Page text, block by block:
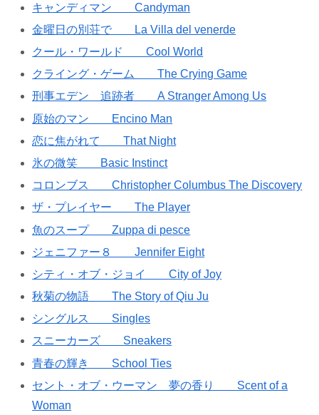
キャンディマン Candyman
金曜日の別荘で La Villa del venerde
クール・ワールド Cool World
クライング・ゲーム The Crying Game
刑事エデン 追跡者 A Stranger Among Us
原始のマン Encino Man
恋に焦がれて That Night
氷の微笑 Basic Instinct
コロンブス Christopher Columbus The Discovery
ザ・プレイヤー The Player
魚のスープ Zuppa di pesce
ジェニファー８ Jennifer Eight
シティ・オブ・ジョイ City of Joy
秋菊の物語 The Story of Qiu Ju
シングルス Singles
スニーカーズ Sneakers
青春の輝き School Ties
セント・オブ・ウーマン 夢の香り Scent of a
Woman